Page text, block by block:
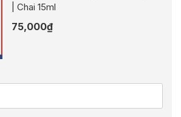
| Chai 15ml
75,000₫